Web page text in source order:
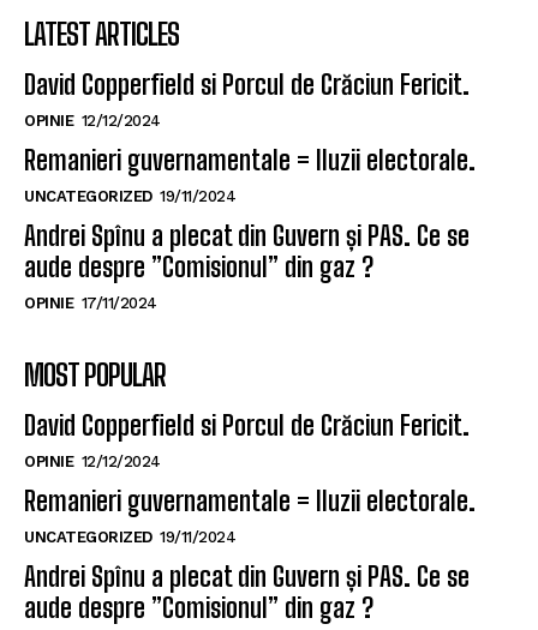
LATEST ARTICLES
David Copperfield si Porcul de Crăciun Fericit.
OPINIE 12/12/2024
Remanieri guvernamentale = Iluzii electorale.
UNCATEGORIZED 19/11/2024
Andrei Spînu a plecat din Guvern și PAS. Ce se
aude despre ”Comisionul” din gaz ?
OPINIE 17/11/2024
MOST POPULAR
David Copperfield si Porcul de Crăciun Fericit.
OPINIE 12/12/2024
Remanieri guvernamentale = Iluzii electorale.
UNCATEGORIZED 19/11/2024
Andrei Spînu a plecat din Guvern și PAS. Ce se
aude despre ”Comisionul” din gaz ?